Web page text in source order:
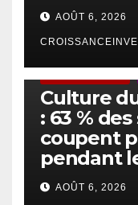
AOÛT 6, 2026
Culture
: 63 %
coupent
pendant
AOÛT 6, 2026